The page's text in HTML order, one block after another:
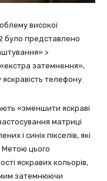
високої
було представлено
>
затемнення»,
телефону.
«зменшити яскраві
матриці
і синіх пікселів, які
цього
яскравих кольорів,
затемнюючи